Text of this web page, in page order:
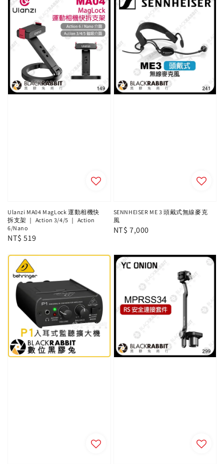
Ulanzi MA04 MagLock 運動相機快
拆支架 ｜ Action 3/4/5 ｜ Action
6/Nano
Regular
NT$ 519
SENNHEISER ME 3 頭戴式無線麥克
風
Regular
NT$ 7,000